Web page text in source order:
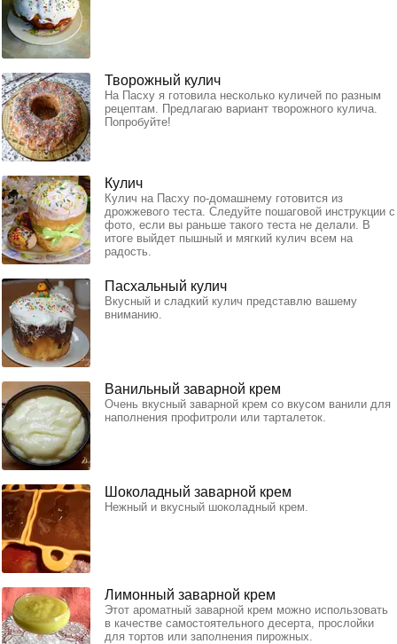
Творожный кулич
На Пасху я готовила несколько куличей по разным
рецептам. Предлагаю вариант творожного кулича.
Попробуйте!
Кулич
Кулич на Пасху по-домашнему готовится из
дрожжевого теста. Следуйте пошаговой инструкции с
фото, если вы раньше такого теста не делали. В
итоге выйдет пышный и мягкий кулич всем на
радость.
Пасхальный кулич
Вкусный и сладкий кулич представлю вашему
вниманию.
Ванильный заварной крем
Очень вкусный заварной крем со вкусом ванили для
наполнения профитроли или тарталеток.
Шоколадный заварной крем
Нежный и вкусный шоколадный крем.
Лимонный заварной крем
Этот ароматный заварной крем можно использовать
в качестве самостоятельного десерта, прослойки
для тортов или заполнения пирожных.